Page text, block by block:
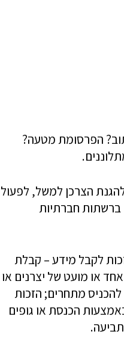
הפרסומת מטעה?
הצרכן למשל, לפעול
ברשתות חברתיות
לקבל מידע – קבלת
או מועט של יצרנים או
מתחרים; הזכות
הכנסת או גופים